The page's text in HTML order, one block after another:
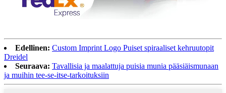
Edellinen: Custom Imprint Logo Puiset spiraaliset kehruutopit
Dreidel
Seuraava: Tavallisia ja maalattuja puisia munia pääsiäismunaan
ja muihin tee-se-itse-tarkoituksiin